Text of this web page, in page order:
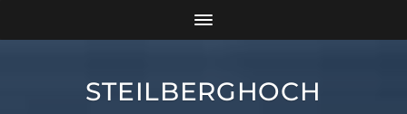
STEILBERGHOCH